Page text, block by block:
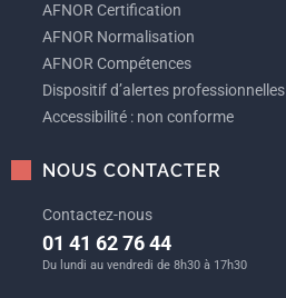
AFNOR Certification
AFNOR Normalisation
AFNOR Compétences
Dispositif d’alertes professionnelles
Accessibilité : non conforme
NOUS CONTACTER
Contactez-nous
01 41 62 76 44
Du lundi au vendredi de 8h30 à 17h30